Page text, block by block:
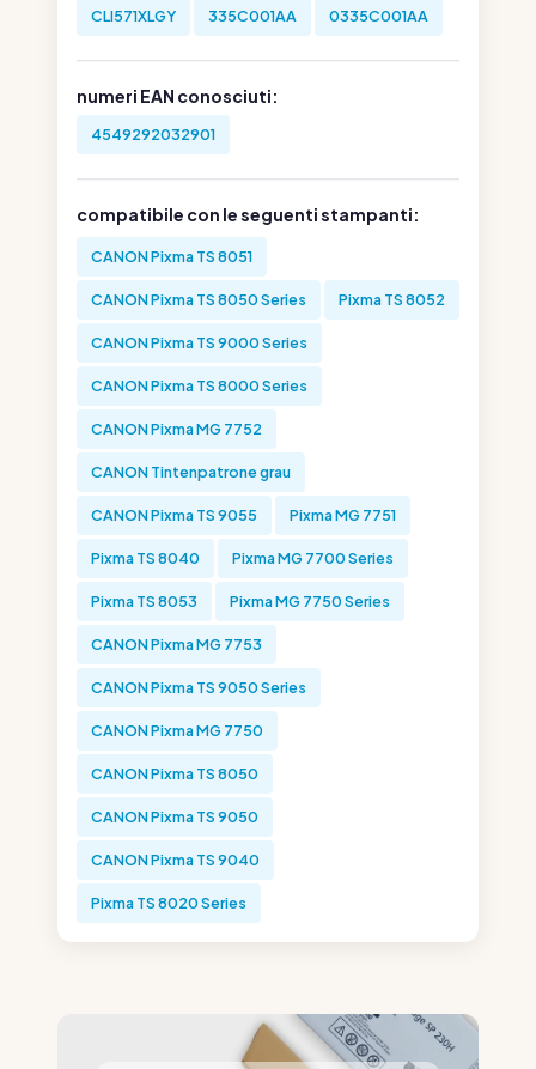
CLI571XLGY 335C001AA 0335C001AA
numeri EAN conosciuti:
4549292032901
compatibile con le seguenti stampanti:
CANON Pixma TS 8051
CANON Pixma TS 8050 Series Pixma TS 8052
CANON Pixma TS 9000 Series
CANON Pixma TS 8000 Series
CANON Pixma MG 7752
CANON Tintenpatrone grau
CANON Pixma TS 9055 Pixma MG 7751
Pixma TS 8040 Pixma MG 7700 Series
Pixma TS 8053 Pixma MG 7750 Series
CANON Pixma MG 7753
CANON Pixma TS 9050 Series
CANON Pixma MG 7750
CANON Pixma TS 8050
CANON Pixma TS 9050
CANON Pixma TS 9040
Pixma TS 8020 Series